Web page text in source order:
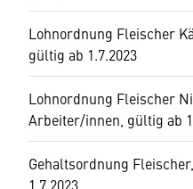
Lohnordnung Fleischer
gültig ab 1.7.2023
Lohnordnung Fleischer
Arbeiter/innen, gültig ab
Gehaltsordnung
1.7.2023